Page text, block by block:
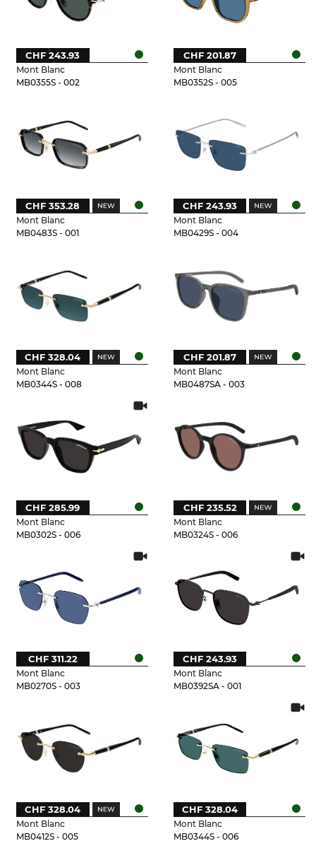
Mont Blanc
MB0355S - 002
CHF 243.93
Mont Blanc
MB0352S - 005
CHF 201.87
Mont Blanc
MB0483S - 001
CHF 353.28
Mont Blanc
MB0429S - 004
CHF 243.93
Mont Blanc
MB0344S - 008
CHF 328.04
Mont Blanc
MB0487SA - 003
CHF 201.87
Mont Blanc
MB0302S - 006
CHF 285.99
Mont Blanc
MB0324S - 006
CHF 235.52
Mont Blanc
MB0270S - 003
CHF 311.22
Mont Blanc
MB0392SA - 001
CHF 243.93
Mont Blanc
MB0412S - 005
CHF 328.04
Mont Blanc
MB0344S - 006
CHF 328.04